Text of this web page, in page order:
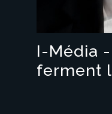
I-Média
ferment